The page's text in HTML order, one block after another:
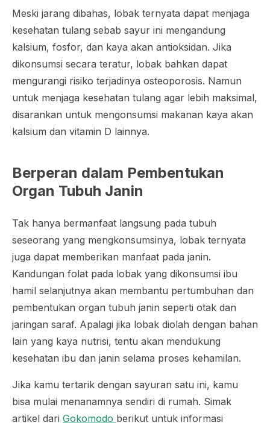
Meski jarang dibahas, lobak ternyata dapat menjaga
kesehatan tulang sebab sayur ini mengandung
kalsium, fosfor, dan kaya akan antioksidan. Jika
dikonsumsi secara teratur, lobak bahkan dapat
mengurangi risiko terjadinya osteoporosis. Namun
untuk menjaga kesehatan tulang agar lebih maksimal,
disarankan untuk mengonsumsi makanan kaya akan
kalsium dan vitamin D lainnya.
Berperan dalam Pembentukan
Organ Tubuh Janin
Tak hanya bermanfaat langsung pada tubuh
seseorang yang mengkonsumsinya, lobak ternyata
juga dapat memberikan manfaat pada janin.
Kandungan folat pada lobak yang dikonsumsi ibu
hamil selanjutnya akan membantu pertumbuhan dan
pembentukan organ tubuh janin seperti otak dan
jaringan saraf. Apalagi jika lobak diolah dengan bahan
lain yang kaya nutrisi, tentu akan mendukung
kesehatan ibu dan janin selama proses kehamilan.
Jika kamu tertarik dengan sayuran satu ini, kamu
bisa mulai menanamnya sendiri di rumah. Simak
artikel dari Gokomodo berikut untuk informasi